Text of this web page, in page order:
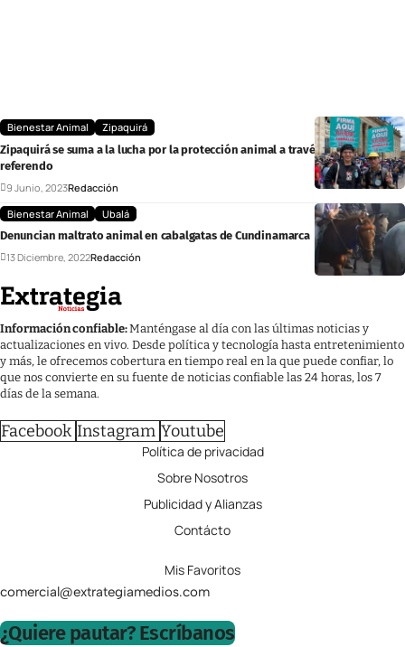
Bienestar Animal
Zipaquirá
Zipaquirá se suma a la lucha por la protección animal a través de un
referendo
9 Junio, 2023Redacción
Bienestar Animal
Ubalá
Denuncian maltrato animal en cabalgatas de Cundinamarca
13 Diciembre, 2022Redacción
Información confiable:Manténgase al día con las últimas noticias y
actualizaciones en vivo. Desde política y tecnología hasta entretenimiento
y más, le ofrecemos cobertura en tiempo real en la que puede confiar, lo
que nos convierte en su fuente de noticias confiable las 24 horas, los 7
días de la semana.
Facebook Instagram Youtube
Política de privacidad
Sobre Nosotros
Publicidad y Alianzas
Contácto
Mis Favoritos
comercial@extrategiamedios.com
¿Quiere pautar? Escríbanos